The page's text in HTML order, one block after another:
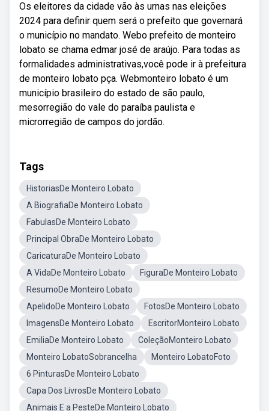
Os eleitores da cidade vão às urnas nas eleições
2024 para definir quem será o prefeito que governará
o município no mandato. Webo prefeito de monteiro
lobato se chama edmar josé de araújo. Para todas as
formalidades administrativas,você pode ir à prefeitura
de monteiro lobato pça. Webmonteiro lobato é um
município brasileiro do estado de são paulo,
mesorregião do vale do paraíba paulista e
microrregião de campos do jordão.
Tags
HistoriasDe Monteiro Lobato
A BiografiaDe Monteiro Lobato
FabulasDe Monteiro Lobato
Principal ObraDe Monteiro Lobato
CaricaturaDe Monteiro Lobato
A VidaDe Monteiro Lobato
FiguraDe Monteiro Lobato
ResumoDe Monteiro Lobato
ApelidoDe Monteiro Lobato
FotosDe Monteiro Lobato
ImagensDe Monteiro Lobato
EscritorMonteiro Lobato
EmiliaDe Monteiro Lobato
ColeçãoMonteiro Lobato
Monteiro LobatoSobrancelha
Monteiro LobatoFoto
6 PinturasDe Monteiro Lobato
Capa Dos LivrosDe Monteiro Lobato
Animais E a PesteDe Monteiro Lobato